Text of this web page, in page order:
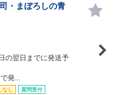
・まぼろしの青
の翌日までに発送予
発...
なし 質問受付